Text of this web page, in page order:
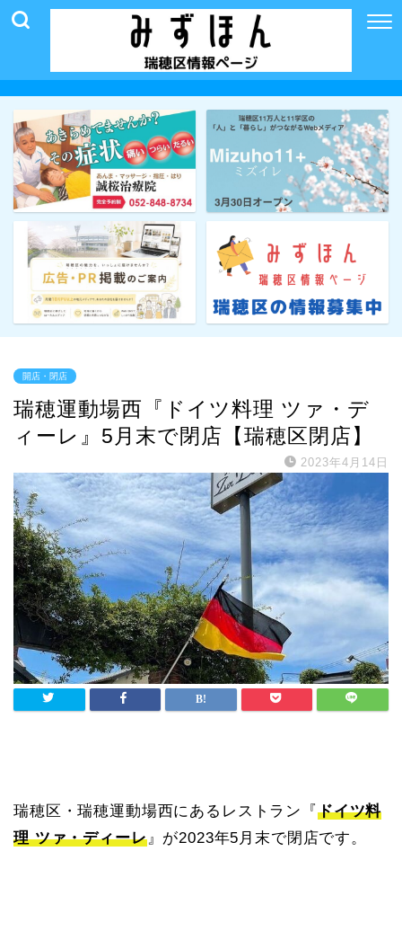
開店・閉店
瑞穂運動場西『ドイツ料理 ツァ・デ
ィーレ』5月末で閉店【瑞穂区閉店】
2023年4月14日
瑞穂区・瑞穂運動場西にあるレストラン『ドイツ料
理 ツァ・ディーレ』が2023年5月末で閉店です。